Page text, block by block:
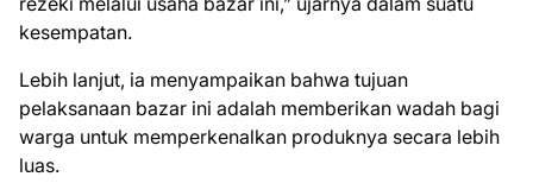
kesempatan.
Lebih lanjut, ia menyampaikan bahwa tujuan
pelaksanaan bazar ini adalah memberikan wadah bagi
warga untuk memperkenalkan produknya secara lebih
luas.